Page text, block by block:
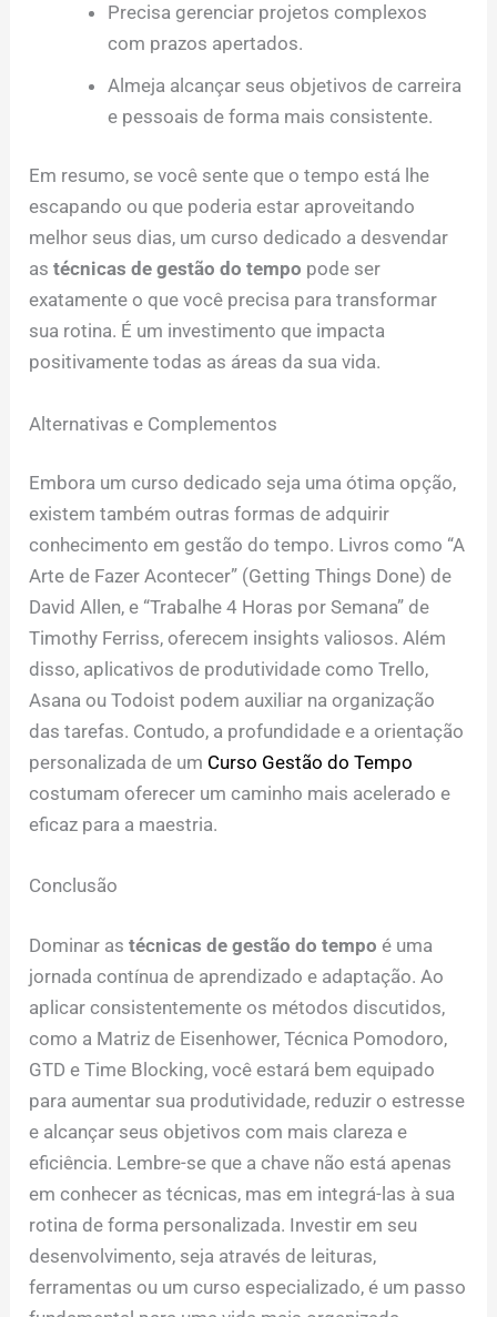
Precisa gerenciar projetos complexos
com prazos apertados.
Almeja alcançar seus objetivos de carreira
e pessoais de forma mais consistente.
Em resumo, se você sente que o tempo está lhe
escapando ou que poderia estar aproveitando
melhor seus dias, um curso dedicado a desvendar
astécnicas de gestão do tempo pode ser
exatamente o que você precisa para transformar
sua rotina. É um investimento que impacta
positivamente todas as áreas da sua vida.
Alternativas e Complementos
Embora um curso dedicado seja uma ótima opção,
existem também outras formas de adquirir
conhecimento em gestão do tempo. Livros como “A
Arte de Fazer Acontecer” (Getting Things Done) de
David Allen, e “Trabalhe 4 Horas por Semana” de
Timothy Ferriss, oferecem insights valiosos. Além
disso, aplicativos de produtividade como Trello,
Asana ou Todoist podem auxiliar na organização
das tarefas. Contudo, a profundidade e a orientação
personalizada de um Curso Gestão do Tempo
costumam oferecer um caminho mais acelerado e
eficaz para a maestria.
Conclusão
Dominar astécnicas de gestão do tempo é uma
jornada contínua de aprendizado e adaptação. Ao
aplicar consistentemente os métodos discutidos,
como a Matriz de Eisenhower, Técnica Pomodoro,
GTD e Time Blocking, você estará bem equipado
para aumentar sua produtividade, reduzir o estresse
e alcançar seus objetivos com mais clareza e
eficiência. Lembre-se que a chave não está apenas
em conhecer as técnicas, mas em integrá-las à sua
rotina de forma personalizada. Investir em seu
desenvolvimento, seja através de leituras,
ferramentas ou um curso especializado, é um passo